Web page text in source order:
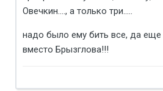
Овечкин...., а только три.....
надо было ему бить все, да еще
вместо Брызглова!!!